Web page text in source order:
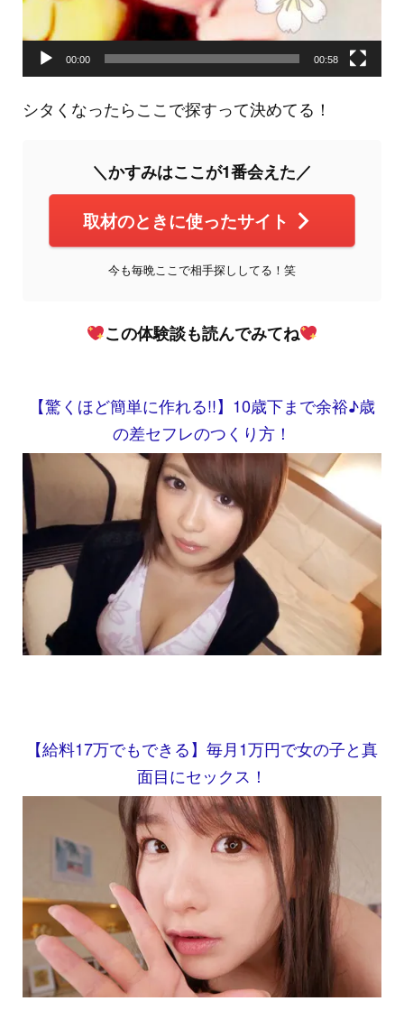
00:00 00:58
シタくなったらここで探すって決めてる！
＼かすみはここが1番会えた／
取材のときに使ったサイト
今も毎晩ここで相手探ししてる！笑
この体験談も読んでみてね
【驚くほど簡単に作れる!!】10歳下まで余裕♪歳
の差セフレのつくり方！
【給料17万でもできる】毎月1万円で女の子と真
面目にセックス！